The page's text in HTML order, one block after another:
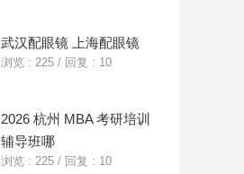
武汉配眼镜 上海配眼镜
浏览 : 225 / 回复 : 10
2026 杭州 MBA 考研培训
辅导班哪
浏览 : 225 / 回复 : 10